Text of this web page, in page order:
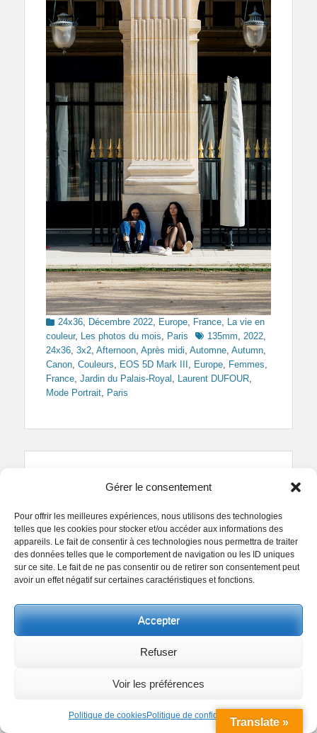
Gérer le consentement
Pour offrir les meilleures expériences, nous utilisons des technologies
telles que les cookies pour stocker et/ou accéder aux informations des
appareils. Le fait de consentir à ces technologies nous permettra de traiter
des données telles que le comportement de navigation ou les ID uniques
sur ce site. Le fait de ne pas consentir ou de retirer son consentement peut
avoir un effet négatif sur certaines caractéristiques et fonctions.
Accepter
Refuser
Voir les préférences
Politique de cookiesPolitique de confidentialité
Categories
24x36, Décembre 2022, Europe, France, La vie en
couleur, Les photos du mois, Paris Tags135mm, 2022,
24x36, 3x2, Afternoon, Après midi, Automne, Autumn,
Canon, Couleurs, EOS 5D Mark III , Europe, Femmes,
France, Jardin du Palais-Royal , Laurent DUFOUR,
Mode Portrait, Paris
2CV sur le quai
on
22 octobre 2022 Laurent DUFOUR
Facebook
TwitterPinterestPartager
Translate »